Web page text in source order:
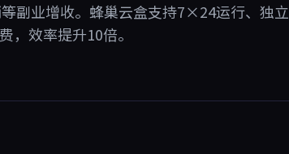
副业增收。蜂巢云盒支持7×24运行、独立
，效率提升10倍。